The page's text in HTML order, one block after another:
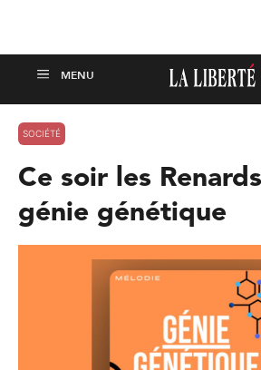
SOCIÉTÉ
Ce soir les
génie génétique